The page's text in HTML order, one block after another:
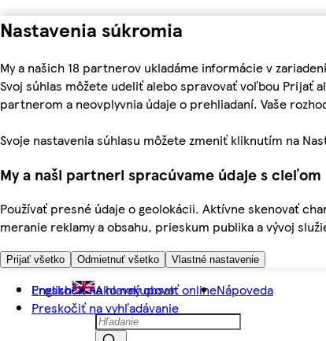
Nastavenia súkromia
My a našich 18 partnerov ukladáme informácie v
Svoj súhlas môžete udeliť alebo spravovať voľbou Prijať
partnerom a neovplyvnia údaje o prehliadaní. Vaše
Svoje nastavenia súhlasu môžete zmeniť kliknutím na
My a naši partneri spracúvame údaje s cieľom
Používať presné údaje o geolokácii. Aktívne skenovať
meranie reklamy a obsahu, prieskum publika a vývoj
Prijať všetko Odmietnuť všetko Vlastné nastavenie
Preskočiť na hlavný obsah
Preskočiť na vyhľadávanie
English Ako nakupovať onlineNápoveda